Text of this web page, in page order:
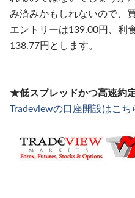
み済みかもしれないので、
エントリーは139.00円、利
138.77円とします。
★低スプレッドかつ高速約
Tradeviewの口座開設はこち